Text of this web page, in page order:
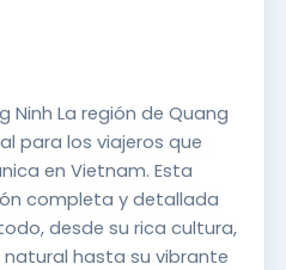
Ninh La región de Quang
para los viajeros que
en Vietnam. Esta
completa y detallada
desde su rica cultura,
hasta su vibrante